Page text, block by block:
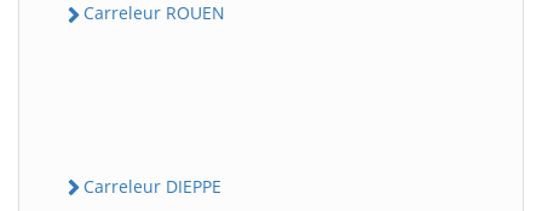
Carreleur ROUEN
Carreleur DIEPPE